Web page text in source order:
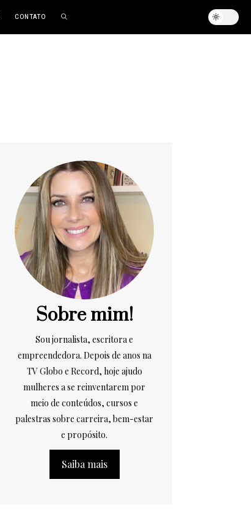
CONTATO
Sobre mim!
Sou jornalista, escritora e
empreendedora. Depois de anos na
TV Globo e Record, hoje ajudo
mulheres a se reinventarem por
meio de conteúdos, cursos e
palestras sobre carreira, bem-estar
e propósito.
Saiba mais